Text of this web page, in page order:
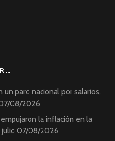
un paro nacional por salarios,
08/2026
la inflación en la
07/08/2026